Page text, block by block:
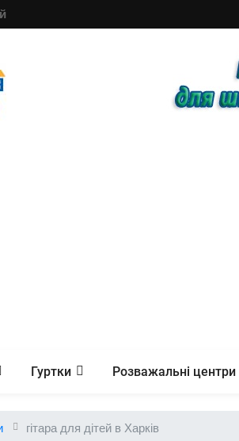
Гуртки Розважальні центри
гітара для дітей в Харків